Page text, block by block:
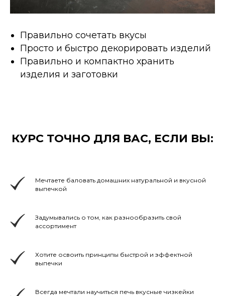
Правильно сочетать вкусы
Просто и быстро декорировать изделий
Правильно и компактно хранить
изделия и заготовки
КУРС ТОЧНО ДЛЯ ВАС, ЕСЛИ ВЫ:
Мечтаете баловать домашних натуральной и вкусной
выпечкой
Задумывались о том, как разнообразить свой
ассортимент
Хотите освоить принципы быстрой и эффектной
выпечки
Всегда мечтали научиться печь вкусные чизкейки